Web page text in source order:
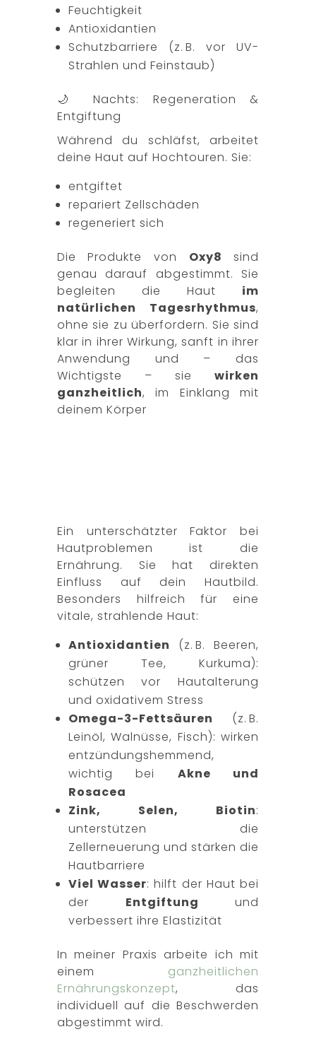
Feuchtigkeit
Antioxidantien
Schutzbarriere (z. B. vor UV-
Strahlen und Feinstaub)
🌙 Nachts: Regeneration &
Entgiftung
Während du schläfst, arbeitet
deine Haut auf Hochtouren. Sie:
entgiftet
repariert Zellschäden
regeneriert sich
Die Produkte von Oxy8 sind
genau darauf abgestimmt. Sie
begleiten die Haut im
natürlichen Tagesrhythmus,
ohne sie zu überfordern. Sie sind
klar in ihrer Wirkung, sanft in ihrer
Anwendung und – das
Wichtigste – siewirken
ganzheitlich, im Einklang mit
deinem Körper
Ein unterschätzter Faktor bei
Hautproblemen ist die
Ernährung. Sie hat direkten
Einfluss auf dein Hautbild.
Besonders hilfreich für eine
vitale, strahlende Haut:
Antioxidantien (z. B. Beeren,
grüner Tee, Kurkuma):
schützen vor Hautalterung
und oxidativem Stress
Omega-3-Fettsäuren (z. B.
Leinöl, Walnüsse, Fisch): wirken
entzündungshemmend,
wichtig bei Akne und
Rosacea
Zink, Selen, Biotin:
unterstützen die
Zellerneuerung und stärken die
Hautbarriere
Viel Wasser: hilft der Haut bei
der Entgiftung und
verbessert ihre Elastizität
In meiner Praxis arbeite ich mit
einem ganzheitlichen
Ernährungskonzept, das
individuell auf die Beschwerden
abgestimmt wird.